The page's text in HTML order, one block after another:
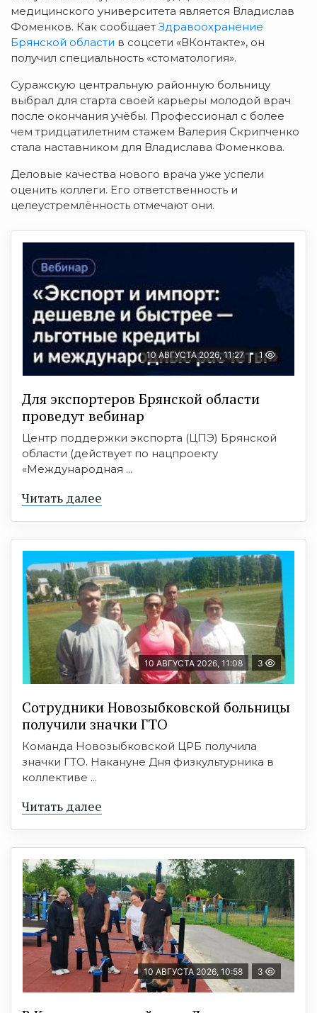
медицинского университета является Владислав
Фоменков. Как сообщает Здравоохранение
Брянской области в соцсети «ВКонтакте», он
получил специальность «стоматология».
Суражскую центральную районную больницу
выбрал для старта своей карьеры молодой врач
после окончания учёбы. Профессионал с более
чем тридцатилетним стажем Валерия Скрипченко
стала наставником для Владислава Фоменкова.
Деловые качества нового врача уже успели
оценить коллеги. Его ответственность и
целеустремлённость отмечают они.
10 АВГУСТА 2026, 11:27 1
Для экспортеров Брянской области
проведут вебинар
Центр поддержки экспорта (ЦПЭ) Брянской
области (действует по нацпроекту
«Международная ...
Читать далее
10 АВГУСТА 2026, 11:08 3
Сотрудники Новозыбковской больницы
получили значки ГТО
Команда Новозыбковской ЦРБ получила
значки ГТО. Накануне Дня физкультурника в
коллективе ...
Читать далее
10 АВГУСТА 2026, 10:58 3